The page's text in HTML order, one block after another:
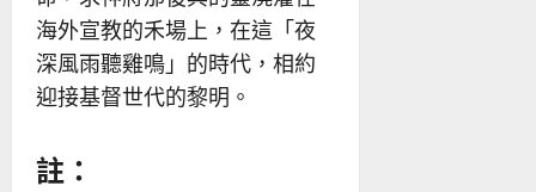
海外宣教的禾場上，在這「夜
深風雨聽雞鳴」的時代，相約
迎接基督世代的黎明。
註：